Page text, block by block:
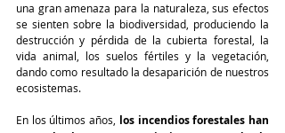
una gran amenaza para la naturaleza, sus efectos
se sienten sobre la biodiversidad, produciendo la
destrucción y pérdida de la cubierta forestal, la
vida animal, los suelos fértiles y la vegetación,
dando como resultado la desaparición de nuestros
ecosistemas.
En los últimos años, los incendios forestales han